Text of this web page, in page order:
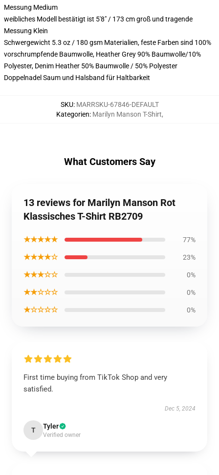
Messung Medium
weibliches Modell bestätigt ist 5'8" / 173 cm groß und tragende
Messung Klein
Schwergewicht 5.3 oz / 180 gsm Materialien, feste Farben sind 100%
vorschrumpfende Baumwolle, Heather Grey 90% Baumwolle/10%
Polyester, Denim Heather 50% Baumwolle / 50% Polyester
Doppelnadel Saum und Halsband für Haltbarkeit
SKU: MARRSKU-67846-DEFAULT
Kategorien: Marilyn Manson T-Shirt,
What Customers Say
13 reviews for Marilyn Manson Rot
Klassisches T-Shirt RB2709
★★★★★ 77%
★★★★☆ 23%
★★★☆☆ 0%
★★☆☆☆ 0%
★☆☆☆☆ 0%
First time buying from TikTok Shop and very
satisfied.
Dec 5, 2024
T Tyler
Verified owner